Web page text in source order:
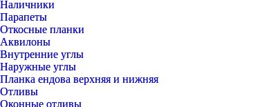
Наличники
Парапеты
Откосные планки
Аквилоны
Внутренние углы
Наружные углы
Планка ендова верхняя и нижняя
Отливы
Оконные отливы